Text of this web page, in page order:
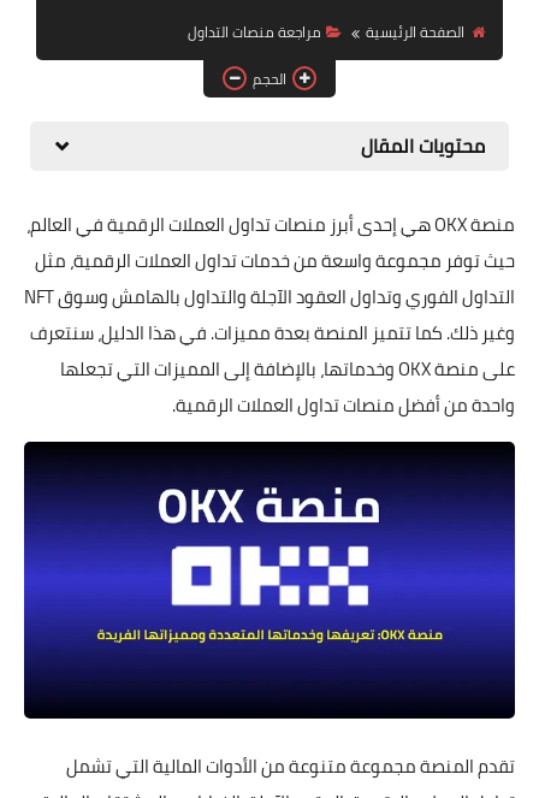
التداول والاستثمار
الميتافيرس وNFT
الصفحة الرئيسية
مراجعة منصات التداول
الحجم
محتويات المقال
منصة OKX هي إحدى أبرز منصات تداول العملات الرقمية في العالم،
حيث توفر مجموعة واسعة من خدمات تداول العملات الرقمية، مثل
التداول الفوري وتداول العقود الآجلة والتداول بالهامش وسوق NFT
وغير ذلك. كما تتميز المنصة بعدة مميزات. في هذا الدليل، سنتعرف
على منصة OKX وخدماتها، بالإضافة إلى المميزات التي تجعلها
واحدة من أفضل منصات تداول العملات الرقمية.
تقدم المنصة مجموعة متنوعة من الأدوات المالية التي تشمل